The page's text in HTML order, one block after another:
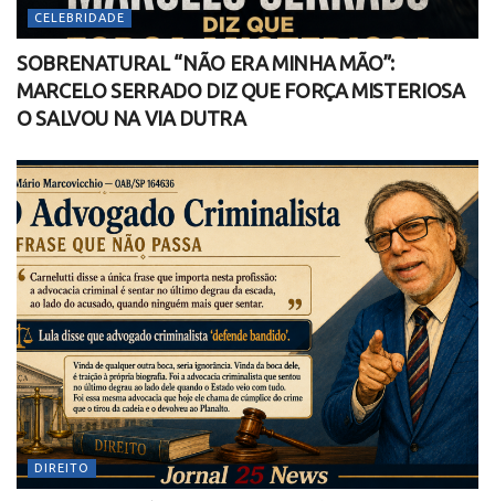
CELEBRIDADE
SOBRENATURAL “NÃO ERA MINHA MÃO”:
MARCELO SERRADO DIZ QUE FORÇA MISTERIOSA
O SALVOU NA VIA DUTRA
DIREITO